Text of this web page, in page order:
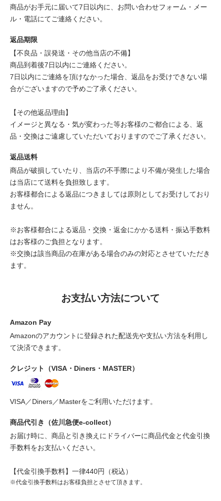
商品がお手元に届いて7日以内に、お問い合わせフォーム・メー
ル・電話にてご連絡ください。
返品期限
【不良品・誤発送・その他当店の不備】
商品到着後7日以内にご連絡ください。
7日以内にご連絡を頂けなかった場合、返品をお受けできない場
合がございますので予めご了承ください。
【その他返品理由】
イメージと異なる・気が変わった等お客様のご都合による、返
品・交換はご遠慮していただいておりますのでご了承ください。
返品送料
商品が破損していたり、当店の不手際により不備が発生した場合
は当店にて送料を負担致します。
お客様都合による返品につきましては原則としてお受けしており
ません。
※お客様都合による返品・交換・返金にかかる送料・振込手数料
はお客様のご負担となります。
※交換は該当商品の在庫がある場合のみの対応とさせていただき
ます。
お支払い方法について
Amazon Pay
Amazonのアカウントに登録された配送先や支払い方法を利用し
て決済できます。
クレジット（VISA・Diners・MASTER）
VISA／Diners／Masterをご利用いただけます。
商品代引き（佐川急便e-collect）
お届け時に、商品と引き換えにドライバーに商品代金と代金引換
手数料をお支払いください。
【代金引換手数料】一律440円（税込）
※代金引換手数料はお客様負担とさせて頂きます。